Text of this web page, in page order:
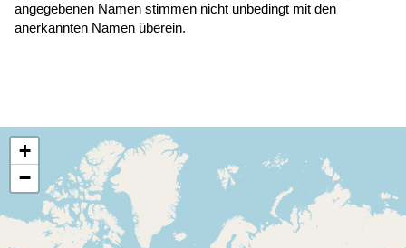
angegebenen Namen stimmen nicht unbedingt mit den
anerkannten Namen überein.
+
−